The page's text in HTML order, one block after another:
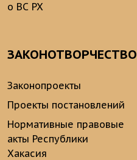
о ВС РХ
ЗАКОНОТВОРЧЕСТВО
Законопроекты
Проекты постановлений
Нормативные правовые
акты Республики
Хакасия